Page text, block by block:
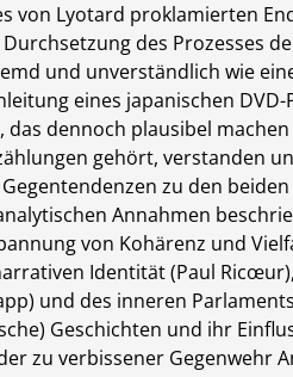
von Lyotard proklamierten
des Prozesses
und unverständlich wie
eines japanischen
das dennoch plausibel
gehört, verstanden
zu den
Annahmen
von Kohärenz und
Identität (Paul
und des inneren
Geschichten und ihr
zu verbissener Gegenwehr